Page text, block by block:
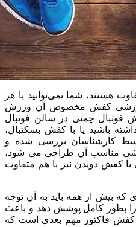
هستند، شما نمی‌توانید با هر
کفش مخصوص آن ورزش
فوتبال چمنی در سالن فوتبال
باشید یا با کفش بسکتبال،
کارشناسان بررسی شده و
مناسب آن طراحی می شود،
با کفش دویدن نیز با هم متفاوت
که بیش از همه باید به آن توجه
بطور کامل پوشش دهد و باعث
کفش فاکتور مهم بعدی است که